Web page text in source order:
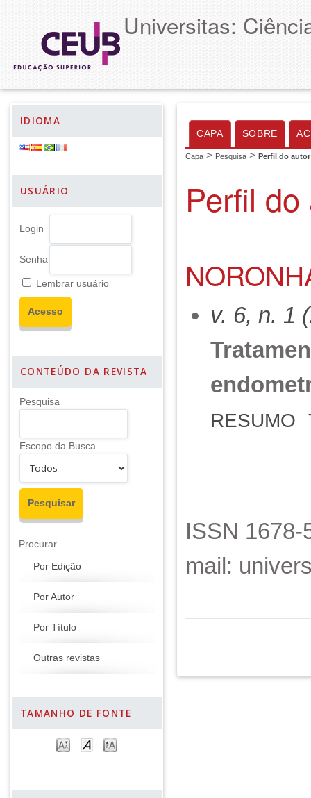
Universitas:
IDIOMA
USUÁRIO
Login
Senha
Lembrar usuário
CONTEÚDO DA REVISTA
Pesquisa
Escopo da Busca
Procurar
Por Edição
Por Autor
Por Título
Outras revistas
TAMANHO DE FONTE
CAPA SOBRE
Capa > Pesquisa > Perfil do autor
Perfil
v. 6, n. 1
RESUMO
ISSN
mail: